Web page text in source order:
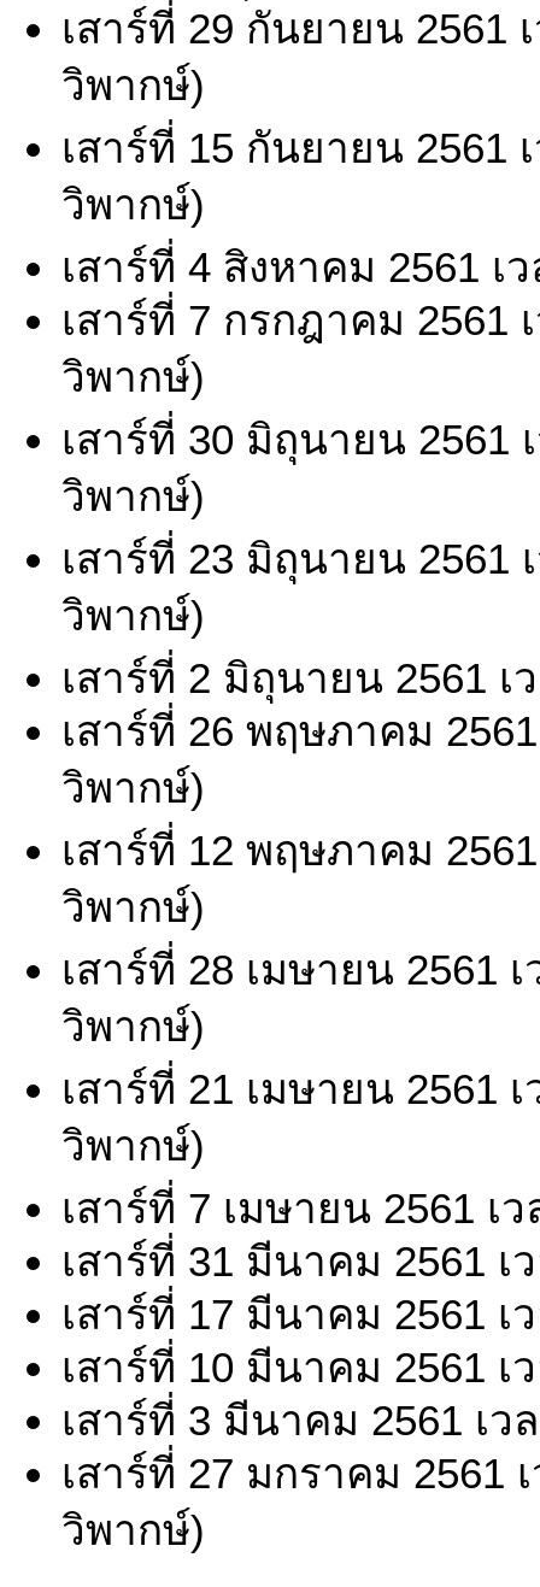
เสาร์ที่ 29 กันยายน 2561
วิพากษ์)
เสาร์ที่ 15 กันยายน 2561
วิพากษ์)
เสาร์ที่ 4 สิงหาคม 2561 เ
เสาร์ที่ 7 กรกฎาคม 2561
วิพากษ์)
เสาร์ที่ 30 มิถุนายน 2561
วิพากษ์)
เสาร์ที่ 23 มิถุนายน 2561
วิพากษ์)
เสาร์ที่ 2 มิถุนายน 2561
เสาร์ที่ 26 พฤษภาคม
วิพากษ์)
เสาร์ที่ 12 พฤษภาคม
วิพากษ์)
เสาร์ที่ 28 เมษายน 2561
วิพากษ์)
เสาร์ที่ 21 เมษายน 2561
วิพากษ์)
เสาร์ที่ 7 เมษายน 2561 เ
เสาร์ที่ 31 มีนาคม 2561
เสาร์ที่ 17 มีนาคม 2561
เสาร์ที่ 10 มีนาคม 2561
เสาร์ที่ 3 มีนาคม 2561 เ
เสาร์ที่ 27 มกราคม 2561
วิพากษ์)